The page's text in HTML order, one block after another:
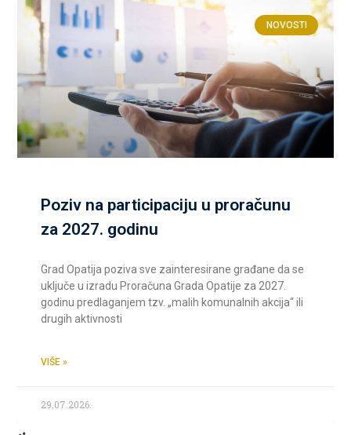
NOVOSTI
Poziv na participaciju u proračunu
za 2027. godinu
Grad Opatija poziva sve zainteresirane građane da se
uključe u izradu Proračuna Grada Opatije za 2027.
godinu predlaganjem tzv. „malih komunalnih akcija“ ili
drugih aktivnosti
VIŠE »
29.07.2026.